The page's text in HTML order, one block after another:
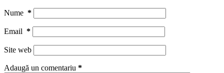
Nume *
Email *
Site web
Adaugă un comentariu *